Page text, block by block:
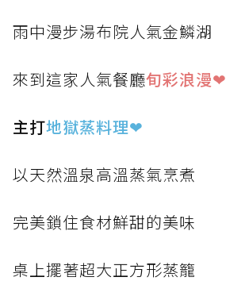
雨中漫步湯布院人氣金鱗湖
來到這家人氣餐廳旬彩浪漫❤
主打地獄蒸料理❤
以天然溫泉高溫蒸氣烹煮
完美鎖住食材鮮甜的美味
桌上擺著超大正方形蒸籠